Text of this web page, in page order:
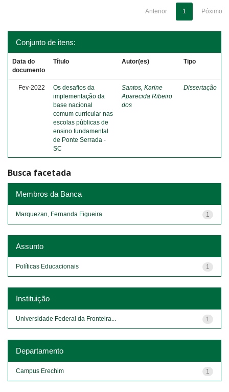
Anterior 1 Póximo
Conjunto de itens:
Data do
documento
Título Autor(es) Tipo
Fev-2022
Os desafios da
implementação da
base nacional
comum curricular nas
escolas públicas de
ensino fundamental
de Ponte Serrada -
SC
Santos, Karine
Aparecida Ribeiro
dos
Dissertação
Busca facetada
Membros da Banca
1
Marquezan, Fernanda Figueira
Assunto
1
Políticas Educacionais
Instituição
1
Universidade Federal da Fronteira...
Departamento
1
Campus Erechim